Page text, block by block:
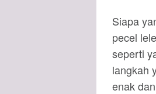
Siapa
pecel
seperti
langkah
enak